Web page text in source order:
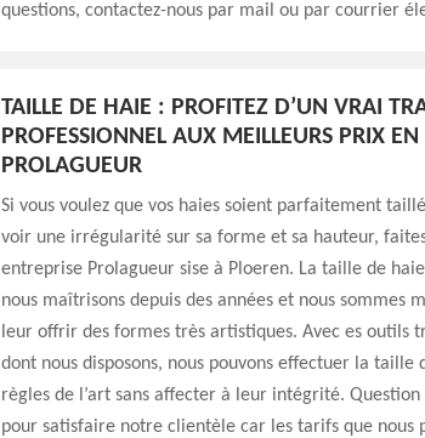
questions, contactez-nous par mail ou par courrier
TAILLE DE HAIE : PROFITEZ D’UN VRAI
PROFESSIONNEL AUX MEILLEURS PRIX
PROLAGUEUR
Si vous voulez que vos haies soient parfaitement
voir une irrégularité sur sa forme et sa hauteur,
entreprise Prolagueur sise à Ploeren. La taille de
nous maîtrisons depuis des années et nous sommes
leur offrir des formes très artistiques. Avec es outils
dont nous disposons, nous pouvons effectuer la taille
règles de l’art sans affecter à leur intégrité.
pour satisfaire notre clientèle car les tarifs que nous